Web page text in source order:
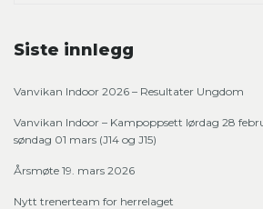
Siste innlegg
Vanvikan Indoor 2026 – Resultater Ungdom
Vanvikan Indoor – Kampoppsett lørdag 28
søndag 01 mars (J14 og J15)
Årsmøte 19. mars 2026
Nytt trenerteam for herrelaget